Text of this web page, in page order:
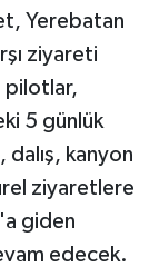
Yerebatan
ziyareti
pilotlar,
5 günlük
kanyon
ziyaretlere
giden
edecek.